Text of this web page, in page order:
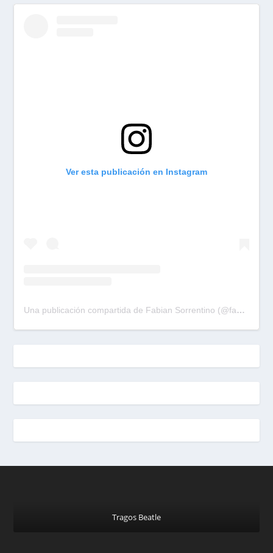
Ver esta publicación en Instagram
Una publicación compartida de Fabian Sorrentino (@fabiansonria)
Tragos Beatle